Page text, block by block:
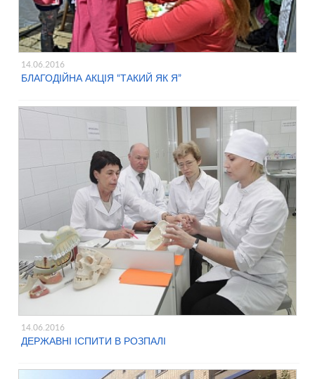
14.06.2016
БЛАГОДІЙНА АКЦІЯ “ТАКИЙ ЯК Я”
14.06.2016
ДЕРЖАВНІ ІСПИТИ В РОЗПАЛІ